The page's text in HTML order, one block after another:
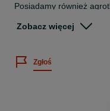
Posiadamy również
- 0,40/0,60**********/
Agrotkanina czarna to
stosowana w rolnictwie,
Zobacz więcej
Zgłoś